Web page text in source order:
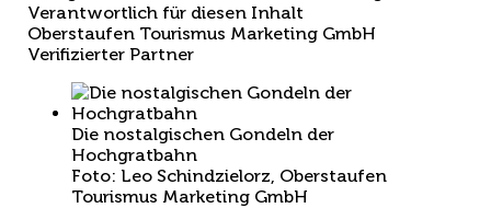
Verantwortlich für diesen Inhalt
Oberstaufen Tourismus Marketing GmbH
Verifizierter Partner
Die nostalgischen Gondeln der
Hochgratbahn
Foto: Leo Schindzielorz, Oberstaufen
Tourismus Marketing GmbH